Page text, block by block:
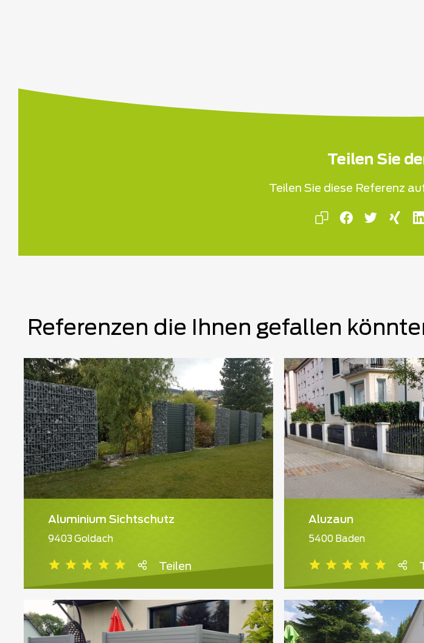
Teilen Sie
Teilen Sie diese Referenz
Referenzen die Ihnen gefallen
Aluminium Sichtschutz
9403 Goldach
Teilen
Aluzaun
5400 Baden